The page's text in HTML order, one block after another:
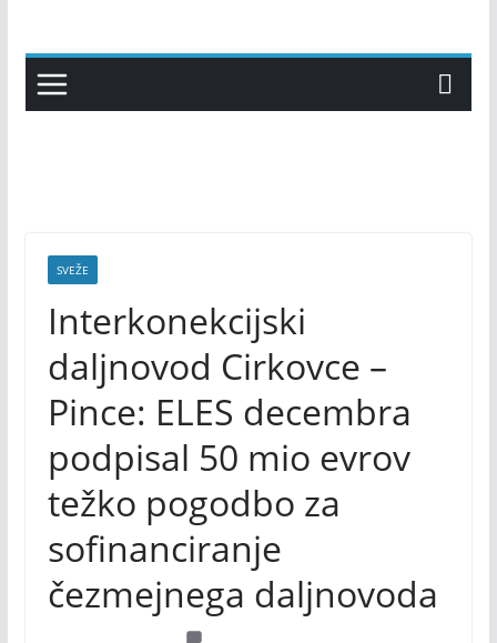
content
SVEŽE
Interkonekcijski
daljnovod Cirkovce –
Pince: ELES decembra
podpisal 50 mio evrov
težko pogodbo za
sofinanciranje
čezmejnega daljnovoda